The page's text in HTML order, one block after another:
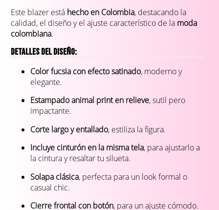
Este blazer está hecho en Colombia, destacando la
calidad, el diseño y el ajuste característico de la moda
colombiana.
Detalles del diseño:
Color fucsia con efecto satinado, moderno y
elegante.
Estampado animal print en relieve, sutil pero
impactante.
Corte largo y entallado, estiliza la figura.
Incluye cinturón en la misma tela, para ajustarlo a
la cintura y resaltar tu silueta.
Solapa clásica, perfecta para un look formal o
casual chic.
Cierre frontal con botón, para un ajuste cómodo.